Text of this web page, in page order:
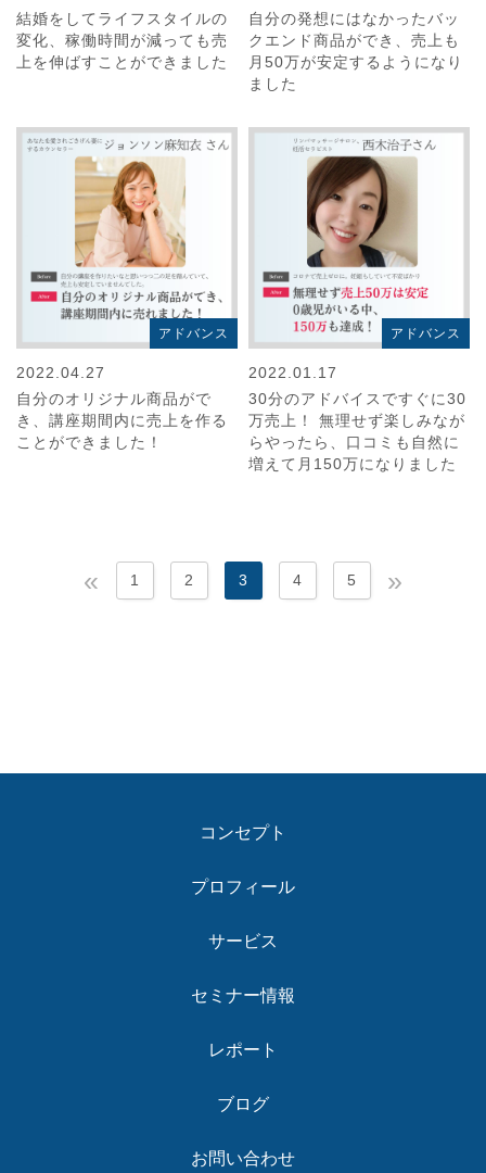
結婚をしてライフスタイルの
変化、稼働時間が減っても売
上を伸ばすことができました
自分の発想にはなかったバッ
クエンド商品ができ、売上も
月50万が安定するようになり
ました
アドバンス
2022.04.27
自分のオリジナル商品がで
き、講座期間内に売上を作る
ことができました！
アドバンス
2022.01.17
30分のアドバイスですぐに30
万売上！ 無理せず楽しみなが
らやったら、口コミも自然に
増えて月150万になりました
« 1 2 3 4 5 »
コンセプト
プロフィール
サービス
セミナー情報
レポート
ブログ
お問い合わせ